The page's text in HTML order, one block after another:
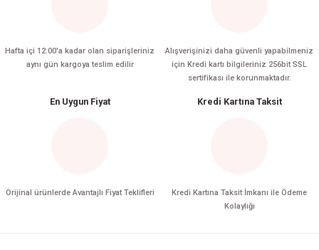
Hafta içi 12:00'a kadar olan siparişleriniz
aynı gün kargoya teslim edilir
Alışverişinizi daha güvenli yapabilmeniz
için Kredi kartı bilgileriniz 256bit SSL
sertifikası ile korunmaktadır.
En Uygun Fiyat
Orijinal ürünlerde Avantajlı Fiyat Teklifleri
Kredi Kartına Taksit
Kredi Kartına Taksit İmkanı ile Ödeme
Kolaylığı